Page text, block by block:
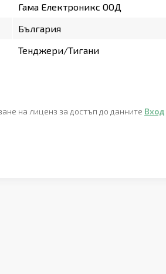
Гама Електроникс ООД
България
Тенджери/Тигани
на лиценз за достъп до данните Вход